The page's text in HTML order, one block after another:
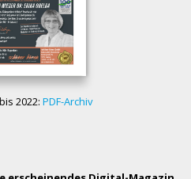
2022: PDF-Archiv